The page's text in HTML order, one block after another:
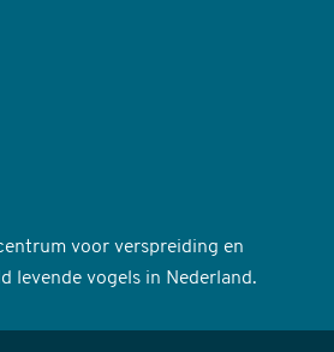
voor verspreiding en
levende vogels in Nederland.